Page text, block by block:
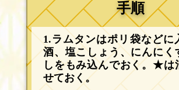
手順
1.ラムタンはポリ袋などに
酒、塩こしょう、にんにく
しをもみ込んでおく。★は
せておく。